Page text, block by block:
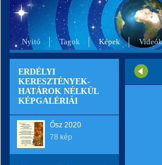
Nyitó Tagok Képek Videók
ERDÉLYI
KERESZTÉNYEK-
HATÁROK NÉLKÜL
KÉPGALÉRIÁI
Ősz 2020
78 kép